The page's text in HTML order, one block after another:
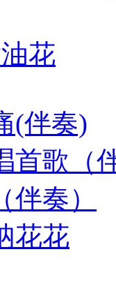
花
(伴奏)
首歌（
奏）
花花